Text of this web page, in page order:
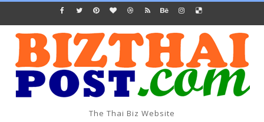
The Thai Biz Website